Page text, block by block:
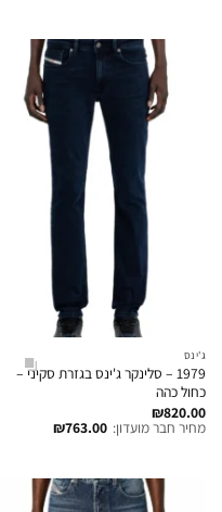
ג'ינס
1979 – סלינקר ג'ינס בגזרת סקיני –
כחול כהה
₪820.00
מחיר חבר מועדון: ₪763.00